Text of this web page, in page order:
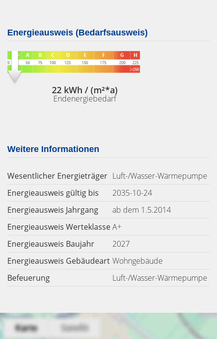
Energieausweis (Bedarfsausweis)
22 kWh / (m²*a)
Endenergiebedarf
Weitere Informationen
Wesentlicher Energieträger Luft-/Wasser-Wärmepumpe
Energieausweis gültig bis
2035-10-24
Energieausweis Jahrgang
ab dem 1.5.2014
Energieausweis WerteklasseA+
Energieausweis Baujahr
2027
Energieausweis Gebäudeart Wohngebäude
Befeuerung
Luft-/Wasser-Wärmepumpe